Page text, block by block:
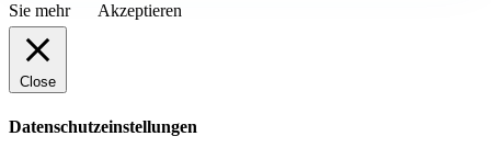
Sie mehr
Akzeptieren
Close
Datenschutzeinstellungen